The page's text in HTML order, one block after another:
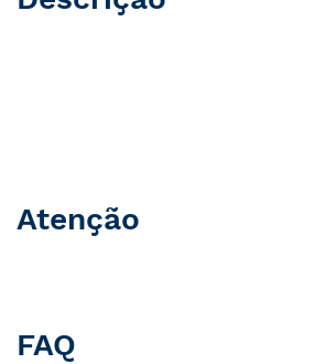
Atenção
FAQ